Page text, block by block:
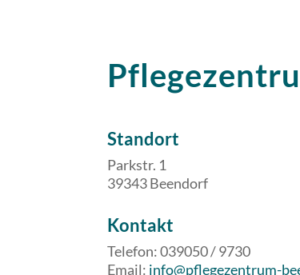
Standort
Parkstr. 1
39343 Beendorf
​​Kontakt
Telefon: 039050 / 9730
Email: info@pflegezentrum-